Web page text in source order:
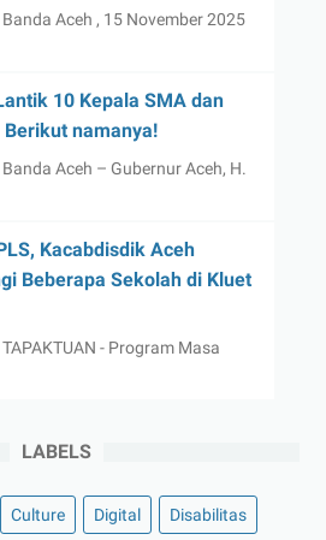
Aceh , 15 November 2025
10 Kepala SMA dan
namanya!
Aceh – Gubernur Aceh, H.
Kacabdisdik Aceh
Beberapa Sekolah di Kluet
- Program Masa
LABELS
Culture Digital Disabilitas